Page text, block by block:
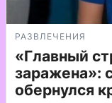
РАЗВЛЕЧЕНИЯ
«Главный
заражена»:
обернулся